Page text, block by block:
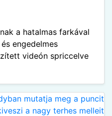
a hatalmas farkával
engedelmes
videón spriccelve